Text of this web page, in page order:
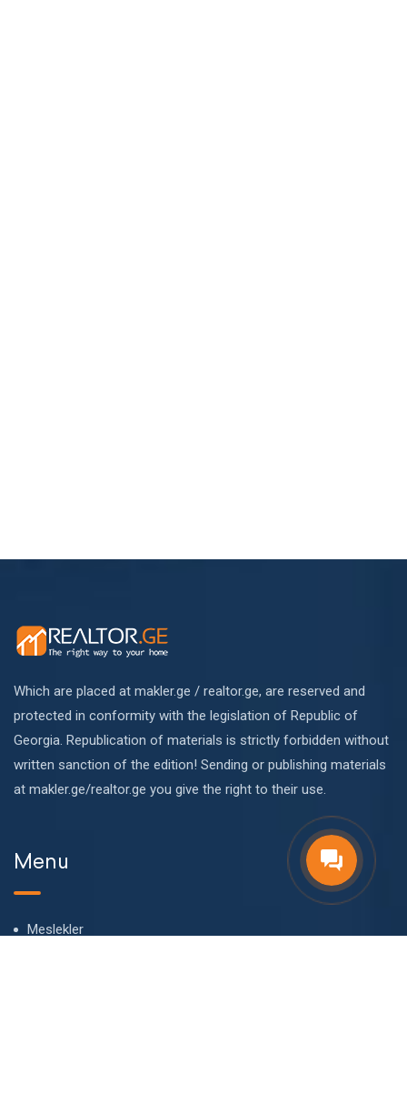
Which are placed at makler.ge / realtor.ge, are reserved and
protected in conformity with the legislation of Republic of
Georgia. Republication of materials is strictly forbidden without
written sanction of the edition! Sending or publishing materials
at makler.ge/realtor.ge you give the right to their use.
Menu
Meslekler